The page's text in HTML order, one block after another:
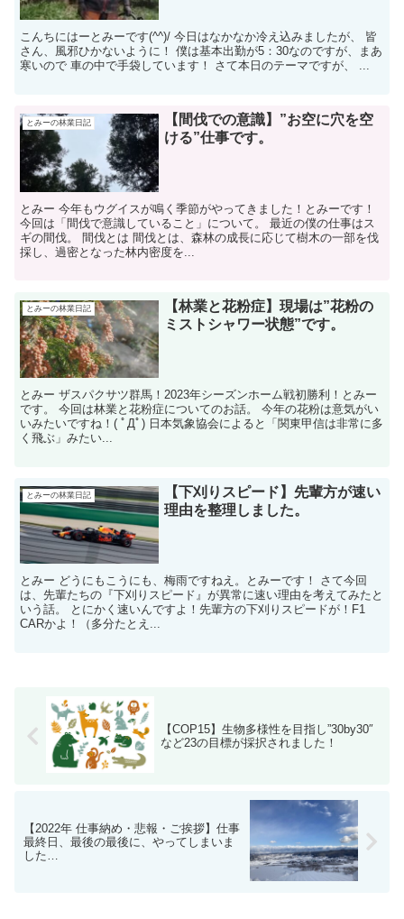
こんちにはーとみーです(^^)/ 今日はなかなか冷え込みましたが、 皆
さん、風邪ひかないように！ 僕は基本出勤が5：30なのですが、まあ
寒いので 車の中で手袋しています！ さて本日のテーマですが、 ...
とみーの林業日記
【間伐での意識】”お空に穴を空
ける”仕事です。
とみー 今年もウグイスが鳴く季節がやってきました！とみーです！
今回は「間伐で意識していること」について。 最近の僕の仕事はス
ギの間伐。 間伐とは 間伐とは、森林の成長に応じて樹木の一部を伐
採し、過密となった林内密度を...
とみーの林業日記
【林業と花粉症】現場は”花粉の
ミストシャワー状態”です。
とみー ザスパクサツ群馬！2023年シーズンホーム戦初勝利！とみー
です。 今回は林業と花粉症についてのお話。 今年の花粉は意気がい
いみたいですね！( ﾟДﾟ) 日本気象協会によると「関東甲信は非常に多
く飛ぶ」みたい...
とみーの林業日記
【下刈りスピード】先輩方が速い
理由を整理しました。
とみー どうにもこうにも、梅雨ですねえ。とみーです！ さて今回
は、先輩たちの『下刈りスピード』が異常に速い理由を考えてみたと
いう話。 とにかく速いんですよ！先輩方の下刈りスピードが！F1
CARかよ！（多分たとえ...
【COP15】生物多様性を目指し”30by30″
など23の目標が採択されました！
【2022年 仕事納め・悲報・ご挨拶】仕事
最終日、最後の最後に、やってしまいま
した…